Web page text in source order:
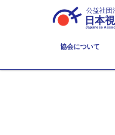
公益社団
日本
Japanese
協会について